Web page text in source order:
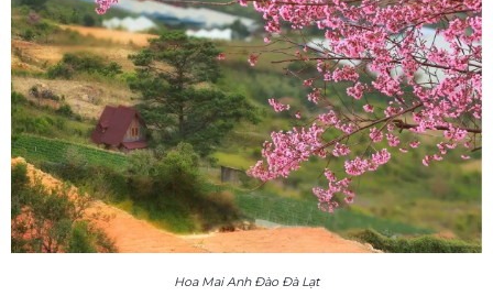
Hoa Mai Anh Đào Đà Lạt